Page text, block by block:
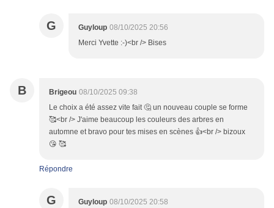
G Guyloup 08/10/2025 20:56
Merci Yvette :-)<br /> Bises
B Brigeou 08/10/2025 09:38
Le choix a été assez vite fait 🤔 un nouveau couple se forme
🥰<br /> J'aime beaucoup les couleurs des arbres en
automne et bravo pour tes mises en scènes 👍<br /> bizoux
😘 🥰
Répondre
G Guyloup 08/10/2025 20:58